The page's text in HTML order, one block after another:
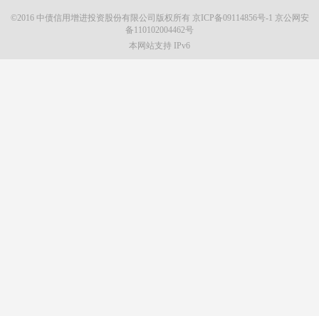
©2016 中债信用增进投资股份有限公司版权所有 京ICP备09114856号-1 京公网安
备110102004462号
本网站支持 IPv6